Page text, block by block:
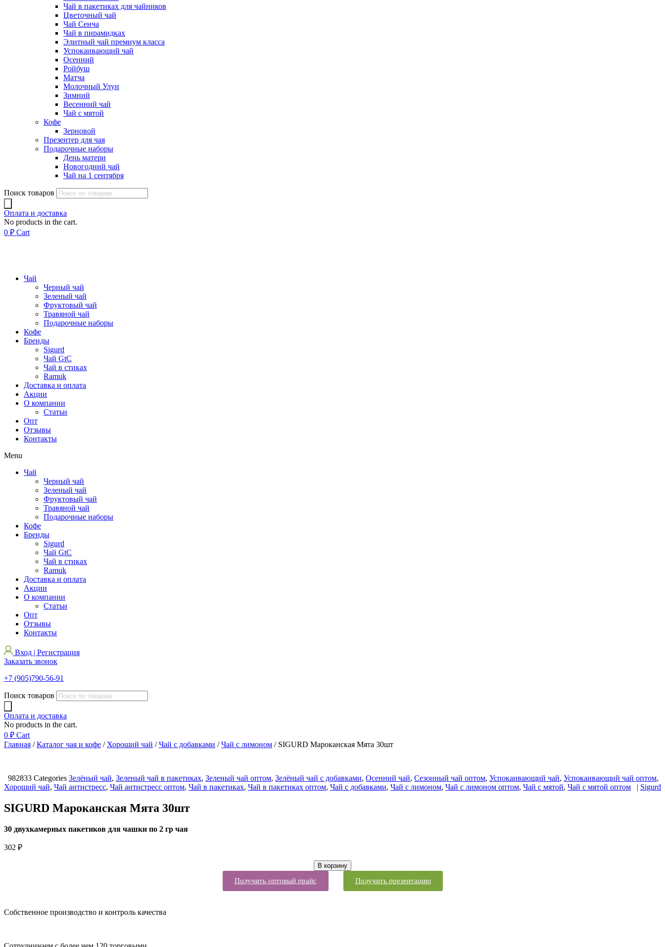
Чай в пакетиках для чайников
Цветочный чай
Чай Сенча
Чай в пирамидках
Элитный чай премиум класса
Успокаивающий чай
Осенний
Ройбуш
Матча
Молочный Улун
Зимний
Весенний чай
Чай с мятой
Кофе
Зерновой
Презентер для чая
Подарочные наборы
День матери
Новогодний чай
Чай на 1 сентября
Поиск товаров
Оплата и доставка
No products in the cart.
0 ₽ Cart
Чай
Черный чай
Зеленый чай
Фруктовый чай
Травяной чай
Подарочные наборы
Кофе
Бренды
Sigurd
Чай GtC
Чай в стиках
Ramuk
Доставка и оплата
Акции
О компании
Статьи
Опт
Отзывы
Контакты
Menu
Чай
Черный чай
Зеленый чай
Фруктовый чай
Травяной чай
Подарочные наборы
Кофе
Бренды
Sigurd
Чай GtC
Чай в стиках
Ramuk
Доставка и оплата
Акции
О компании
Статьи
Опт
Отзывы
Контакты
Вход | Регистрация
Заказать звонок
+7 (905)790-56-91
Поиск товаров
Оплата и доставка
No products in the cart.
0 ₽ Cart
Главная /Каталог чая и кофе / Хороший чай /Чай с добавками /Чай с лимоном / SIGURD Мароканская Мята 30шт
982833 Categories Зелёный чай, Зеленый чай в пакетиках, Зеленый чай оптом, Зелёный чай с добавками, Осенний чай, Сезонный чай оптом, Успокаивающий чай, Успокаивающий чай оптом,
Хороший чай, Чай антистресс, Чай антистресс оптом, Чай в пакетиках, Чай в пакетиках оптом, Чай с добавками, Чай с лимоном, Чай с лимоном оптом, Чай с мятой, Чай с мятой оптом | Sigurd
SIGURD Мароканская Мята 30шт
30 двухкамерных пакетиков для чашки по 2 гр чая
302 ₽
В корзину
Получить оптовый прайс Получить презентацию
Собственное производство и контроль качества